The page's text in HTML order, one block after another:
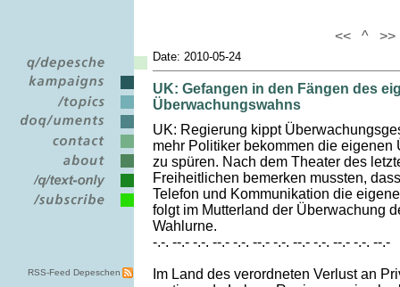
RSS-Feed Depeschen
<< ^ >>
Date: 2010-05-24
UK: Gefangen in den Fängen des
Überwachungswahns
UK: Regierung kippt
mehr Politiker bekommen die
zu spüren. Nach dem Theater des
Freiheitlichen bemerken mussten,
Telefon und Kommunikation die
folgt im Mutterland der Überwachung
Wahlurne.
-.-. --.- -.-. --.- -.-. --.- -.-. --.- -.-. --.- -.-. --.-
Im Land des verordneten Verlust an